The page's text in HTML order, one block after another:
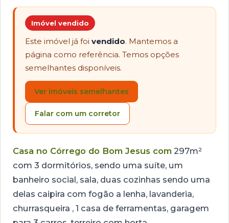
Imóvel vendido
Este imóvel já foi vendido. Mantemos a
página como referência. Temos opções
semelhantes disponíveis.
Ver imóveis semelhantes
Falar com um corretor
Casa no Córrego do Bom Jesus com 297m²
com 3 dormitórios, sendo uma suíte, um
banheiro social, sala, duas cozinhas sendo uma
delas caipira com fogão a lenha, lavanderia,
churrasqueira , 1 casa de ferramentas, garagem